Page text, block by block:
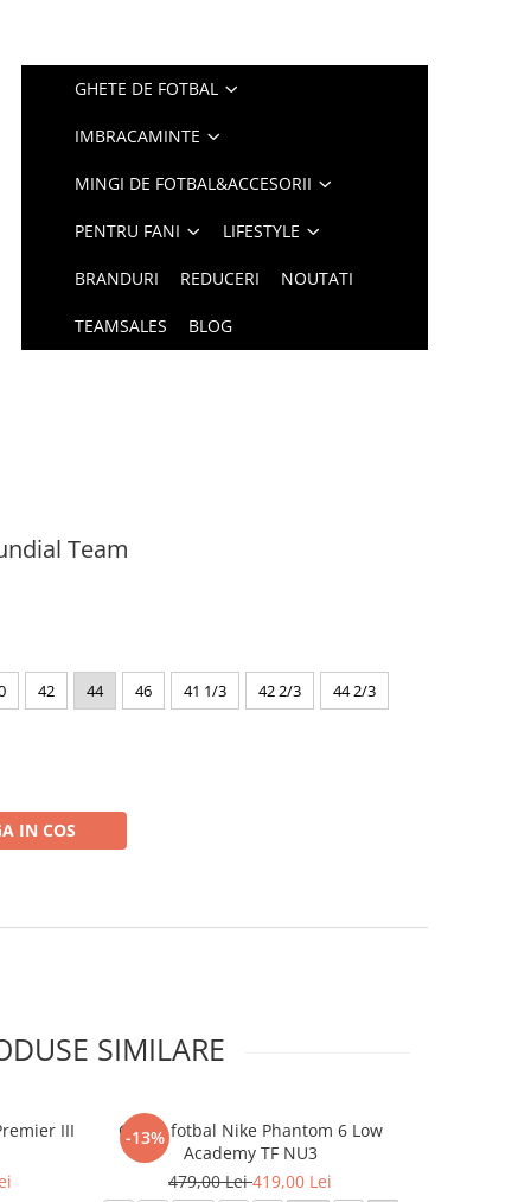
GHETE DE FOTBAL
IMBRACAMINTE
MINGI DE FOTBAL&ACCESORII
PENTRU FANI LIFESTYLE
BRANDURI REDUCERI NOUTATI
TEAMSALES BLOG
Team
42 44 46 41 1/3 42 2/3 44 2/3
IN COS
SIMILARE
III
-13%
Ghete fotbal Nike Phantom 6 Low
Academy TF NU3
479,00 Lei419,00 Lei